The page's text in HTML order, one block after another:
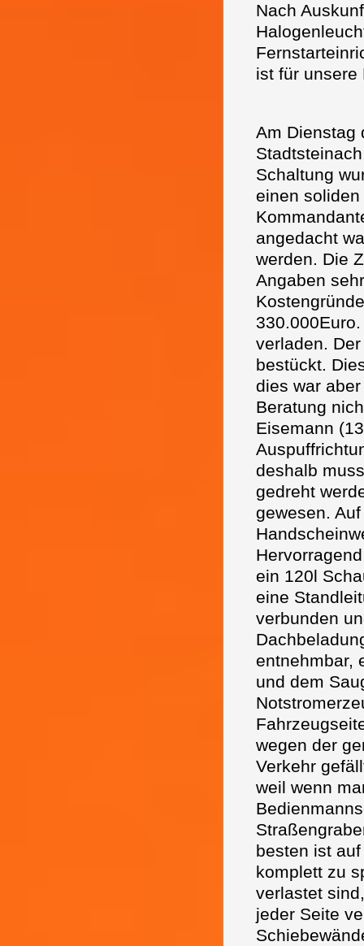
Nach
ist für unsere
Am Dienstag
Schaltung
einen
angedacht
werden. Die
Angaben
verladen.
bestückt.
dies war
Beratung
Eisemann
deshalb
gedreht
gewesen.
ein 120l
eine
verbunden
entnehmbar,
und dem
wegen der
Verkehr
weil wenn
besten ist
komplett zu
verlastet
jeder Seite